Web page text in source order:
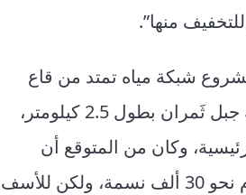
منها”.
شبكة مياه تمتد من قاع
وادي الحريبة إلى قمة جبل ثَمران بطول 2.5 كيلومتر،
وكان من المتوقع أن
يغطي 25 قرية، ويخدم نحو 30 ألف نسمة، ولكن للأسف